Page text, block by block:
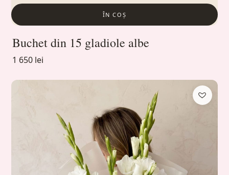
ÎN COȘ
Buchet din 15 gladiole albe
1 650 lei